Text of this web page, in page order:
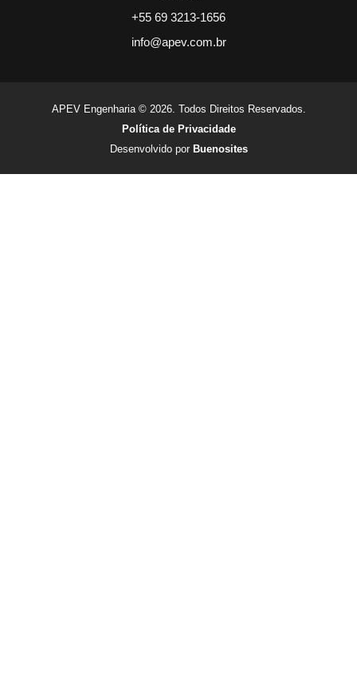
+55 69 3213-1656
info@apev.com.br
APEV Engenharia © 2026. Todos Direitos Reservados.
Política de Privacidade
Desenvolvido por Buenosites